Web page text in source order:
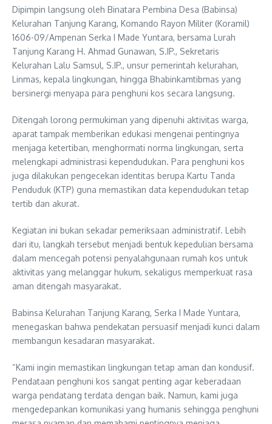
Dipimpin langsung oleh Binatara Pembina Desa (Babinsa)
Kelurahan Tanjung Karang, Komando Rayon Militer (Koramil)
1606-09/Ampenan Serka I Made Yuntara, bersama Lurah
Tanjung Karang H. Ahmad Gunawan, S.IP., Sekretaris
Kelurahan Lalu Samsul, S.IP., unsur pemerintah kelurahan,
Linmas, kepala lingkungan, hingga Bhabinkamtibmas yang
bersinergi menyapa para penghuni kos secara langsung.
Ditengah lorong permukiman yang dipenuhi aktivitas warga,
aparat tampak memberikan edukasi mengenai pentingnya
menjaga ketertiban, menghormati norma lingkungan, serta
melengkapi administrasi kependudukan. Para penghuni kos
juga dilakukan pengecekan identitas berupa Kartu Tanda
Penduduk (KTP) guna memastikan data kependudukan tetap
tertib dan akurat.
Kegiatan ini bukan sekadar pemeriksaan administratif. Lebih
dari itu, langkah tersebut menjadi bentuk kepedulian bersama
dalam mencegah potensi penyalahgunaan rumah kos untuk
aktivitas yang melanggar hukum, sekaligus memperkuat rasa
aman ditengah masyarakat.
Babinsa Kelurahan Tanjung Karang, Serka I Made Yuntara,
menegaskan bahwa pendekatan persuasif menjadi kunci dalam
membangun kesadaran masyarakat.
“Kami ingin memastikan lingkungan tetap aman dan kondusif.
Pendataan penghuni kos sangat penting agar keberadaan
warga pendatang terdata dengan baik. Namun, kami juga
mengedepankan komunikasi yang humanis sehingga penghuni